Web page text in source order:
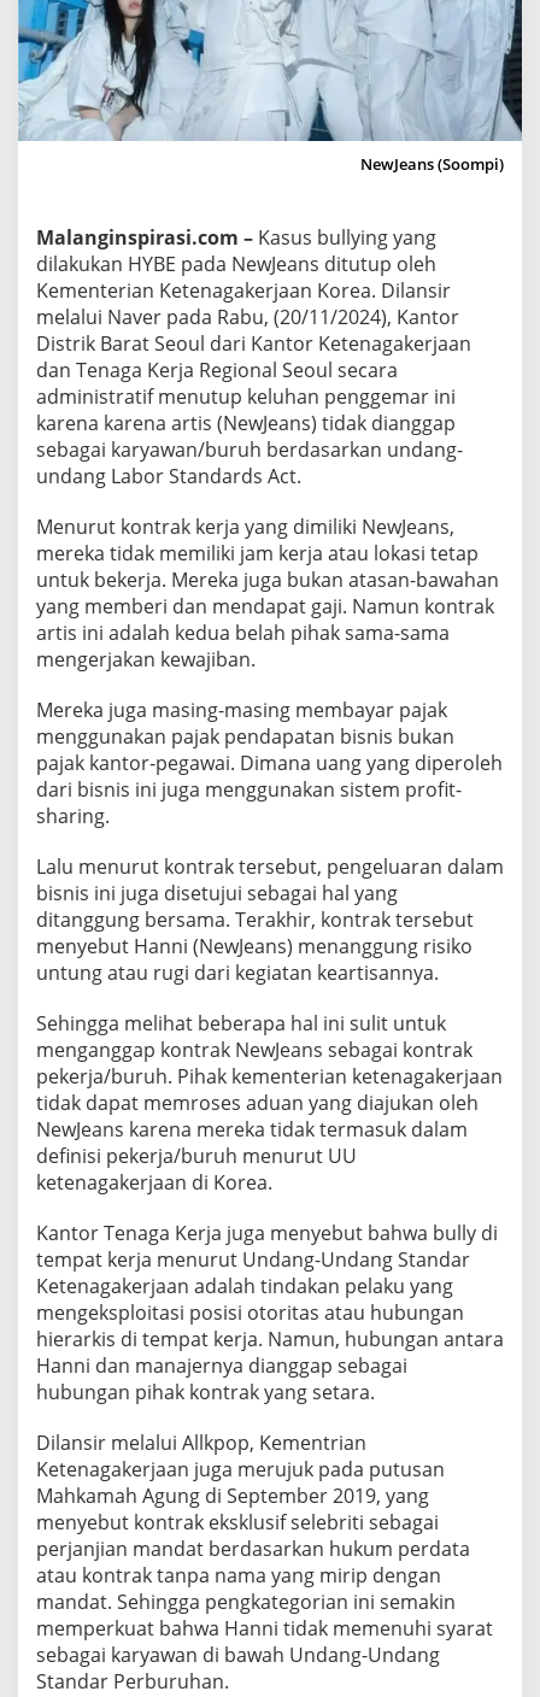
n
a
g
k
a
a
n
K
o
r
e
a
M
e
y
e
b
u
e
w
J
e
s
B
u
k
n
P
e
k
e
r
a
t
a
u
B
u
r
h
NewJeans (Soompi)
Malanginspirasi.com – Kasus bullying yang
dilakukan HYBE pada NewJeans ditutup oleh
Kementerian Ketenagakerjaan Korea. Dilansir
melalui Naver pada Rabu, (20/11/2024), Kantor
Distrik Barat Seoul dari Kantor Ketenagakerjaan
dan Tenaga Kerja Regional Seoul secara
administratif menutup keluhan penggemar ini
karena karena artis (NewJeans) tidak dianggap
sebagai karyawan/buruh berdasarkan undang-
undang Labor Standards Act.
Menurut kontrak kerja yang dimiliki NewJeans,
mereka tidak memiliki jam kerja atau lokasi tetap
untuk bekerja. Mereka juga bukan atasan-bawahan
yang memberi dan mendapat gaji. Namun kontrak
artis ini adalah kedua belah pihak sama-sama
mengerjakan kewajiban.
Mereka juga masing-masing membayar pajak
menggunakan pajak pendapatan bisnis bukan
pajak kantor-pegawai. Dimana uang yang diperoleh
dari bisnis ini juga menggunakan sistem profit-
sharing.
Lalu menurut kontrak tersebut, pengeluaran dalam
bisnis ini juga disetujui sebagai hal yang
ditanggung bersama. Terakhir, kontrak tersebut
menyebut Hanni (NewJeans) menanggung risiko
untung atau rugi dari kegiatan keartisannya.
Sehingga melihat beberapa hal ini sulit untuk
menganggap kontrak NewJeans sebagai kontrak
pekerja/buruh. Pihak kementerian ketenagakerjaan
tidak dapat memroses aduan yang diajukan oleh
NewJeans karena mereka tidak termasuk dalam
definisi pekerja/buruh menurut UU
ketenagakerjaan di Korea.
Kantor Tenaga Kerja juga menyebut bahwa bully di
tempat kerja menurut Undang-Undang Standar
Ketenagakerjaan adalah tindakan pelaku yang
mengeksploitasi posisi otoritas atau hubungan
hierarkis di tempat kerja. Namun, hubungan antara
Hanni dan manajernya dianggap sebagai
hubungan pihak kontrak yang setara.
Dilansir melalui Allkpop, Kementrian
Ketenagakerjaan juga merujuk pada putusan
Mahkamah Agung di September 2019, yang
menyebut kontrak eksklusif selebriti sebagai
perjanjian mandat berdasarkan hukum perdata
atau kontrak tanpa nama yang mirip dengan
mandat. Sehingga pengkategorian ini semakin
memperkuat bahwa Hanni tidak memenuhi syarat
sebagai karyawan di bawah Undang-Undang
Standar Perburuhan.